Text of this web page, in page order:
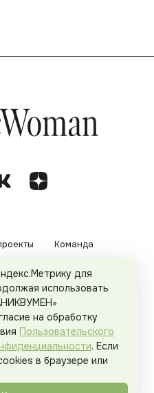
Команда
конфиденциальности
соглашение
. Все права защищены.
для
использовать
на обработку
Пользовательского
. Если
в браузере или